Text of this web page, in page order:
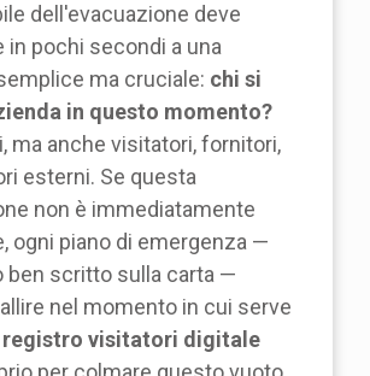
dell'evacuazione deve
in pochi secondi a una
ma cruciale: chi si
in questo momento?
ma anche visitatori, fornitori,
esterni. Se questa
non è immediatamente
ogni piano di emergenza —
ben scritto sulla carta —
nel momento in cui serve
registro visitatori digitale